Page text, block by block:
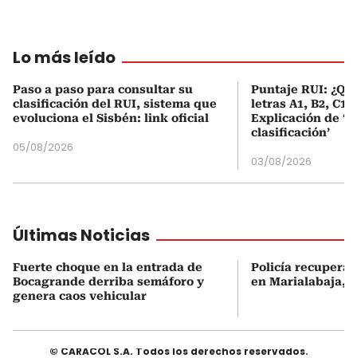
Lo más leído
Paso a paso para consultar su
clasificación del RUI, sistema que
evoluciona el Sisbén: link oficial
05/08/2026
Puntaje RUI:
letras A1, B2, C1
Explicación de
clasificación’
03/08/2026
Últimas Noticias
Fuerte choque en la entrada de
Bocagrande derriba semáforo y
genera caos vehicular
Policía recupera
en Marialabaja,
© CARACOL S.A. Todos los derechos reservados.